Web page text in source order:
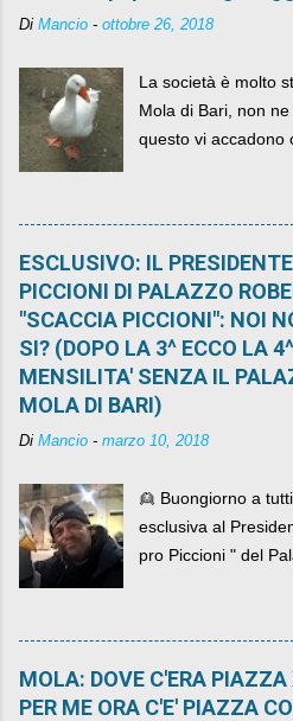
Di Mancio - ottobre 26, 2018
La società è molto
Mola di Bari, non
questo vi accadono
ESCLUSIVO: IL
PICCIONI DI PALAZZO
"SCACCIA PICCIONI": NOI
SI? (DOPO LA 3^ ECCO LA
MENSILITA' SENZA IL
MOLA DI BARI)
Di Mancio - marzo 10, 2018
👱 Buongiorno a
esclusiva al
pro Piccioni " del
come definirlo...
MOLA: DOVE C'ERA
PER ME ORA C'E' PIAZZA